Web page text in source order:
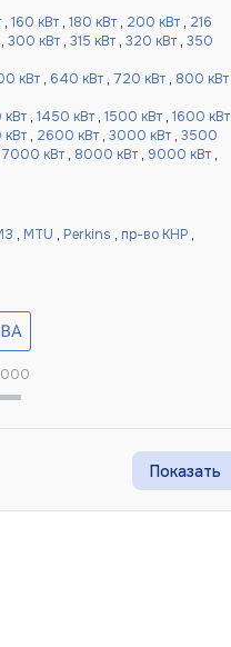
, 160 кВт , 180 кВт , 200 кВт , 216
, 300 кВт , 315 кВт , 320 кВт , 350
кВт , 640 кВт , 720 кВт , 800 кВт
кВт , 1450 кВт , 1500 кВт , 1600 кВт
, 2600 кВт , 3000 кВт , 3500
7000 кВт , 8000 кВт , 9000 кВт ,
, MTU , Perkins , пр-во КНР ,
000